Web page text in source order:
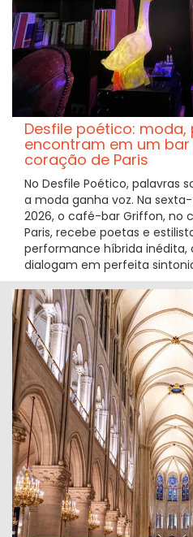
Desfile poético:
encontram em um
coração de Paris
No Desfile Poético, palavras
a moda ganha voz. Na
2026, o café-bar Griffon, no
Paris, recebe poetas e
performance híbrida inédita,
dialogam em perfeita